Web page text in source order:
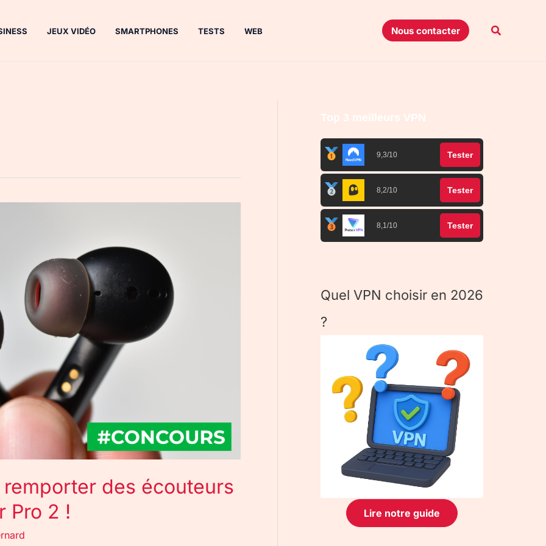
JEUX VIDÉO SMARTPHONES TESTS WEB Nous contacter
remporter des écouteurs
Pro 2 !
Top 3 meilleurs VPN
9,3/10 Tester
8,2/10 Tester
8,1/10 Tester
Quel VPN choisir en 2026
?
Lire notre guide